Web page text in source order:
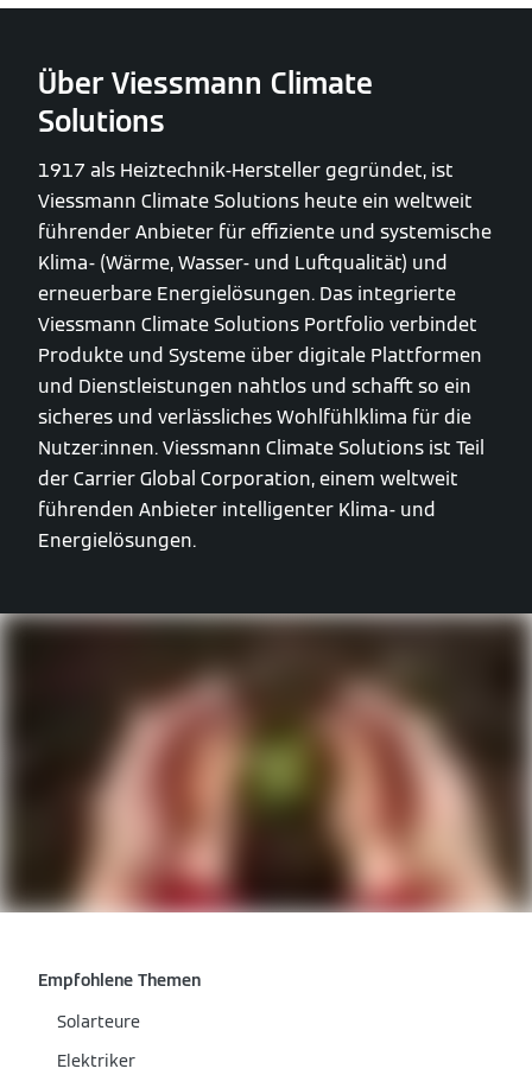
Über Viessmann Climate
Solutions
1917 als Heiztechnik-Hersteller gegründet, ist
Viessmann Climate Solutions heute ein weltweit
führender Anbieter für effiziente und systemische
Klima- (Wärme, Wasser- und Luftqualität) und
erneuerbare Energielösungen. Das integrierte
Viessmann Climate Solutions Portfolio verbindet
Produkte und Systeme über digitale Plattformen
und Dienstleistungen nahtlos und schafft so ein
sicheres und verlässliches Wohlfühlklima für die
Nutzer:innen. Viessmann Climate Solutions ist Teil
der Carrier Global Corporation, einem weltweit
führenden Anbieter intelligenter Klima- und
Energielösungen.
Empfohlene Themen
Solarteure
Elektriker